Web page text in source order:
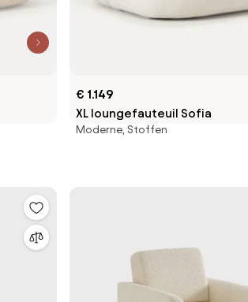
€ 1.149
XL loungefauteuil Sofia
Moderne, Stoffen